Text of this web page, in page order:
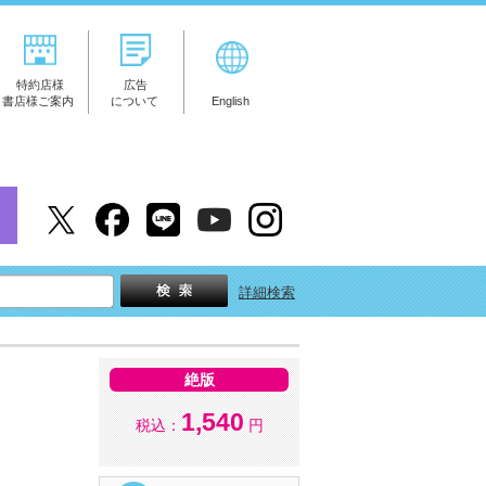
特約店様
書店様ご案内
広告
について
English
詳細検索
絶版
税込： 1,540 円